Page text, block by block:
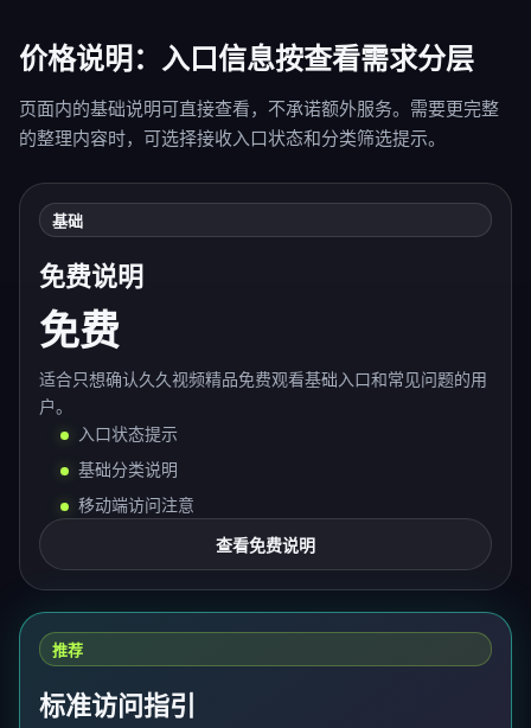
价格说明：入口信息按查看需求分层
页面内的基础说明可直接查看，不承诺额外服务。需要更完整
的整理内容时，可选择接收入口状态和分类筛选提示。
基础
免费说明
免费
适合只想确认久久视频精品免费观看基础入口和常见问题的用
户。
入口状态提示
基础分类说明
移动端访问注意
查看免费说明
推荐
标准访问指引